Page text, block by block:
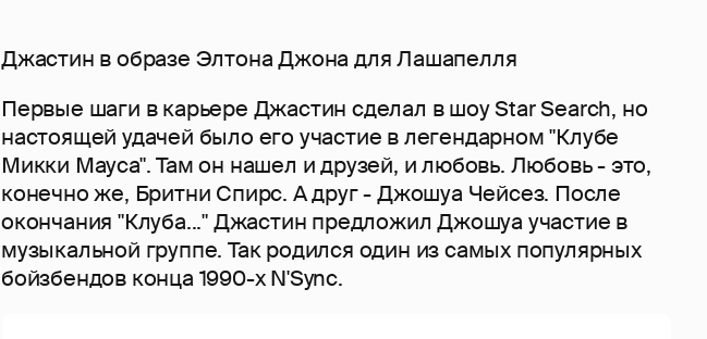
Джастин в образе Элтона Джона для Лашапелля
Первые шаги в карьере Джастин сделал в шоу Star Search, но
настоящей удачей было его участие в легендарном "Клубе
Микки Мауса". Там он нашел и друзей, и любовь. Любовь - это,
конечно же, Бритни Спирс. А друг - Джошуа Чейсез. После
окончания "Клуба..." Джастин предложил Джошуа участие в
музыкальной группе. Так родился один из самых популярных
бойзбендов конца 1990-х N'Sync.